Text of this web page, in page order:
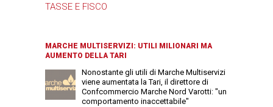
TASSE E FISCO
MARCHE MULTISERVIZI: UTILI MILIONARI MA
AUMENTO DELLA TARI
Nonostante gli utili di Marche Multiservizi
viene aumentata la Tari, il direttore di
Confcommercio Marche Nord Varotti: "un
comportamento inaccettabile"